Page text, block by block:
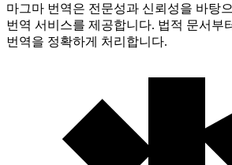
마그마 번역은 전문성과 신뢰성을 바탕
번역 서비스를 제공합니다. 법적 문서부
번역을 정확하게 처리합니다.